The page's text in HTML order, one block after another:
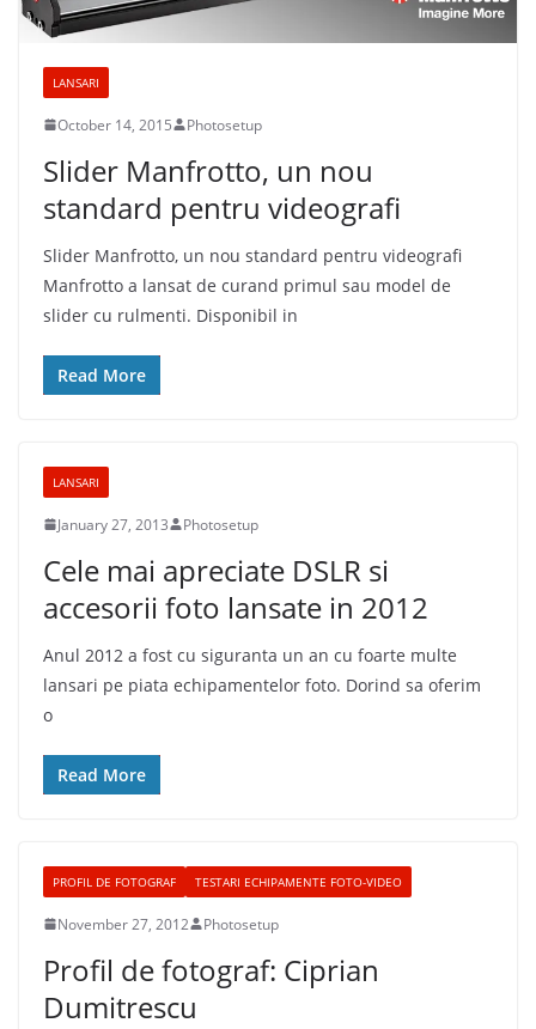
LANSARI
October 14, 2015 Photosetup
Slider Manfrotto, un nou
standard pentru videografi
Slider Manfrotto, un nou standard pentru videografi
Manfrotto a lansat de curand primul sau model de
slider cu rulmenti. Disponibil in
Read More
LANSARI
January 27, 2013 Photosetup
Cele mai apreciate DSLR si
accesorii foto lansate in 2012
Anul 2012 a fost cu siguranta un an cu foarte multe
lansari pe piata echipamentelor foto. Dorind sa oferim
o
Read More
PROFIL DE FOTOGRAF TESTARI ECHIPAMENTE FOTO-VIDEO
November 27, 2012 Photosetup
Profil de fotograf: Ciprian
Dumitrescu